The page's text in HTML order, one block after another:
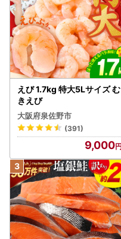
えび 1.7kg 特大5Lサイズ む
きえび
大阪府泉佐野市
(391)
9,000